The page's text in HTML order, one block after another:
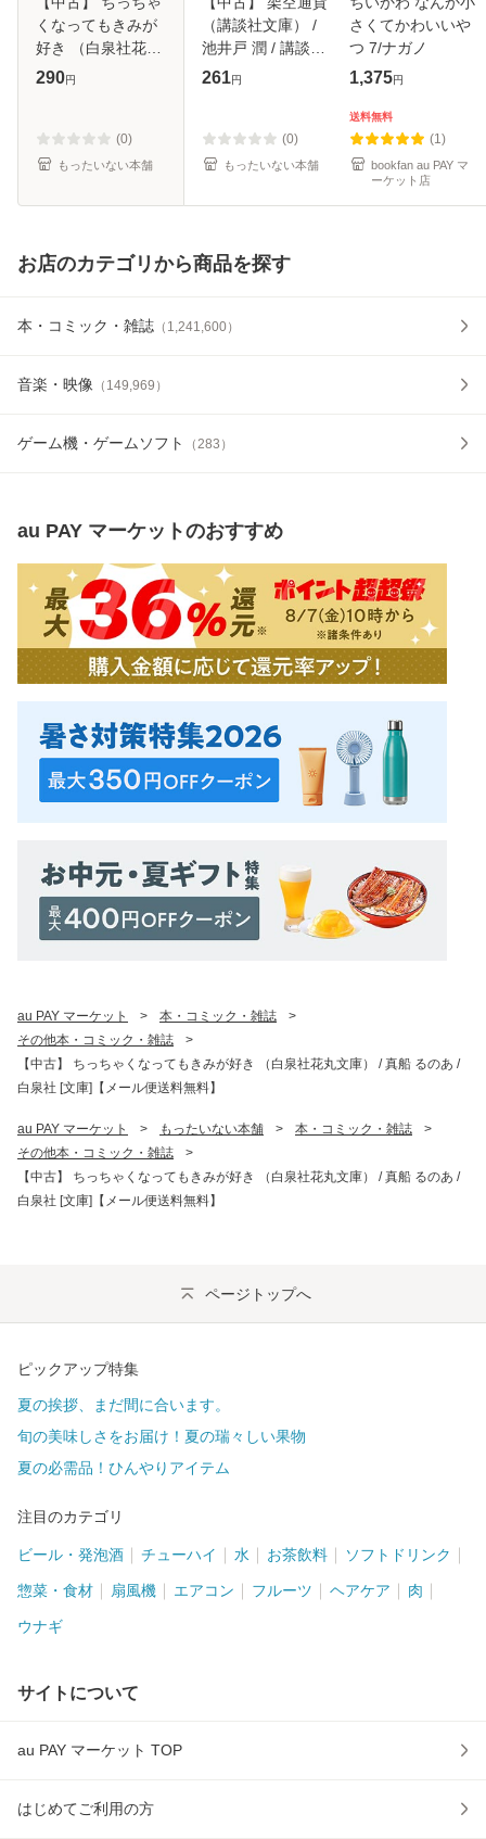
くなってもきみが
好き （白泉社花丸
文庫） / 真船 るの
料】
290円
(0)
もったいない本舗
（講談社文庫） /
池井戸 潤 / 講談社
[文庫]【メール便送
261円
(0)
もったいない本舗
さくてかわいいや
つ 7/ナガノ
1,375円
送料無料
(1)
bookfan au PAY マ
ーケット店
お店のカテゴリから商品を探す
本・コミック・雑誌 （ 1,241,600）
音楽・映像 （ 149,969 ）
ゲーム機・ゲームソフト （283 ）
au PAY マーケットのおすすめ
au PAY マーケット > 本・コミック・雑誌
>
その他本・コミック・雑誌
>
【中古】 ちっちゃくなってもきみが好き （白泉社花丸文庫） / 真船 るのあ /
白泉社 [文庫]【メール便送料無料】
au PAY マーケット > もったいない本舗 > 本・コミック・雑誌
>
その他本・コミック・雑誌
>
【中古】 ちっちゃくなってもきみが好き （白泉社花丸文庫） / 真船 るのあ /
白泉社 [文庫]【メール便送料無料】
ページトップへ
ピックアップ特集
夏の挨拶、まだ間に合います。
旬の美味しさをお届け！夏の瑞々しい果物
夏の必需品！ひんやりアイテム
注目のカテゴリ
ビール・発泡酒 チューハイ 水 お茶飲料 ソフトドリンク
惣菜・食材 扇風機 エアコン フルーツ ヘアケア 肉
ウナギ
サイトについて
au PAY マーケット TOP
はじめてご利用の方